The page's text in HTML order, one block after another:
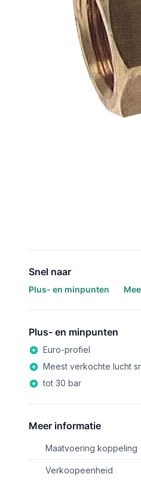
Snel naar
Plus- en minpunten
Plus- en minpunten
Euro-profiel
Meest verkochte lucht
tot 30 bar
Meer informatie
Maatvoering koppeling
Verkoopeenheid